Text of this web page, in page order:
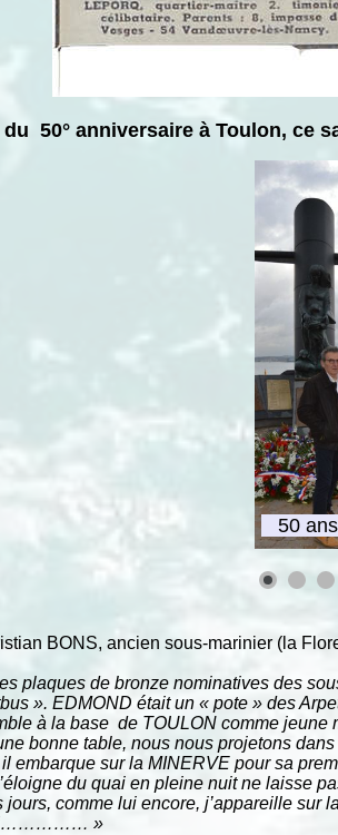
50° anniversaire à Toulon, ce
BONS, ancien sous-marinier (la
plaques de bronze nominatives des
». EDMOND était un « pote » des
à la base de TOULON comme
bonne table, nous nous projetons
embarque sur la MINERVE pour sa
du quai en pleine nuit ne laisse
comme lui encore, j’appareille sur
»